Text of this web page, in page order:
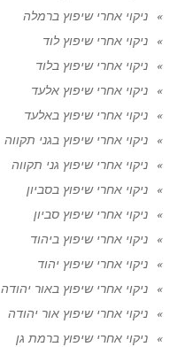
ניקוי אחרי שיפוץ ברמלה
ניקוי אחרי שיפוץ לוד
ניקוי אחרי שיפוץ בלוד
ניקוי אחרי שיפוץ אלעד
ניקוי אחרי שיפוץ באלעד
ניקוי אחרי שיפוץ בגני תקווה
ניקוי אחרי שיפוץ גני תקווה
ניקוי אחרי שיפוץ בסביון
ניקוי אחרי שיפוץ סביון
ניקוי אחרי שיפוץ ביהוד
ניקוי אחרי שיפוץ יהוד
ניקוי אחרי שיפוץ באור יהודה
ניקוי אחרי שיפוץ אור יהודה
ניקוי אחרי שיפוץ ברמת גן